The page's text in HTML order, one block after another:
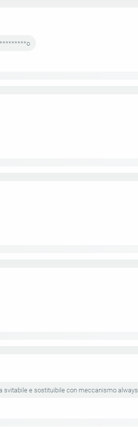
svitabile e sostituibile con meccanismo